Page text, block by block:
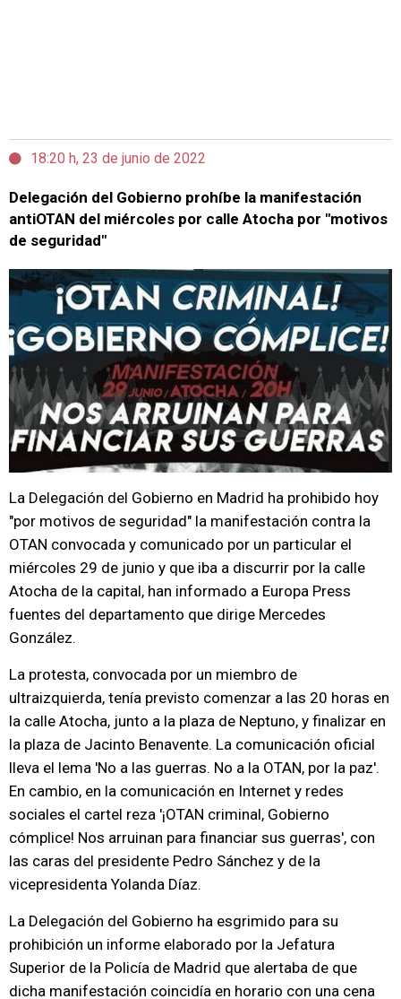
18:20 h, 23 de junio de 2022
Delegación del Gobierno prohíbe la manifestación
antiOTAN del miércoles por calle Atocha por "motivos
de seguridad"
La Delegación del Gobierno en Madrid ha prohibido hoy
"por motivos de seguridad" la manifestación contra la
OTAN convocada y comunicado por un particular el
miércoles 29 de junio y que iba a discurrir por la calle
Atocha de la capital, han informado a Europa Press
fuentes del departamento que dirige Mercedes
González.
La protesta, convocada por un miembro de
ultraizquierda, tenía previsto comenzar a las 20 horas en
la calle Atocha, junto a la plaza de Neptuno, y finalizar en
la plaza de Jacinto Benavente. La comunicación oficial
lleva el lema 'No a las guerras. No a la OTAN, por la paz'.
En cambio, en la comunicación en Internet y redes
sociales el cartel reza '¡OTAN criminal, Gobierno
cómplice! Nos arruinan para financiar sus guerras', con
las caras del presidente Pedro Sánchez y de la
vicepresidenta Yolanda Díaz.
La Delegación del Gobierno ha esgrimido para su
prohibición un informe elaborado por la Jefatura
Superior de la Policía de Madrid que alertaba de que
dicha manifestación coincidía en horario con una cena